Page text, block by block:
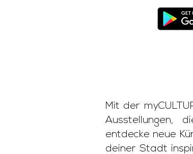
Mit der
Ausstellungen,
entdecke neue
deiner Stadt